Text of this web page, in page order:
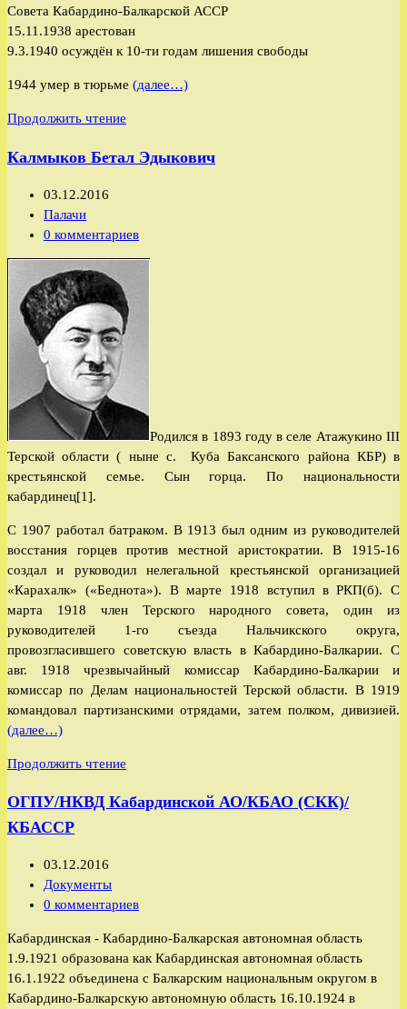
Совета Кабардино-Балкарской АССР
15.11.1938 арестован
9.3.1940 осуждён к 10-ти годам лишения свободы
1944 умер в тюрьме (далее…)
Продолжить чтение
Герандукович
Калмыков Бетал Эдыкович
Запись
опубликована:
03.12.2016
Рубрика
записи:
Палачи
Комментарии
записи:
0 комментариев
Родился в 1893 году в селе Атажукино III
Терской области ( ныне с. Куба Баксанского района КБР) в
крестьянской семье. Сын горца. По национальности
кабардинец[1].
С 1907 работал батраком. В 1913 был одним из руководителей
восстания горцев против местной аристократии. В 1915-16
создал и руководил нелегальной крестьянской организацией
«Карахалк» («Беднота»). В марте 1918 вступил в РКП(б). С
марта 1918 член Терского народного совета, один из
руководителей 1-го съезда Нальчикского округа,
провозгласившего советскую власть в Кабардино-Балкарии. С
авг. 1918 чрезвычайный комиссар Кабардино-Балкарии и
комиссар по Делам национальностей Терской области. В 1919
командовал партизанскими отрядами, затем полком, дивизией.
(далее…)
Продолжить чтение
Эдыкович
ОГПУ/НКВД Кабардинской АО/КБАО (СКК)/
КБАССР
Запись
опубликована:
03.12.2016
Рубрика
записи:
Документы
Комментарии
записи:
0 комментариев
Кабардинская - Кабардино-Балкарская автономная область
1.9.1921 образована как Кабардинская автономная область
16.1.1922 объединена с Балкарским национальным округом в
Кабардино-Балкарскую автономную область 16.10.1924 в